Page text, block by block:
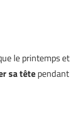
le printemps et
sa têtependant